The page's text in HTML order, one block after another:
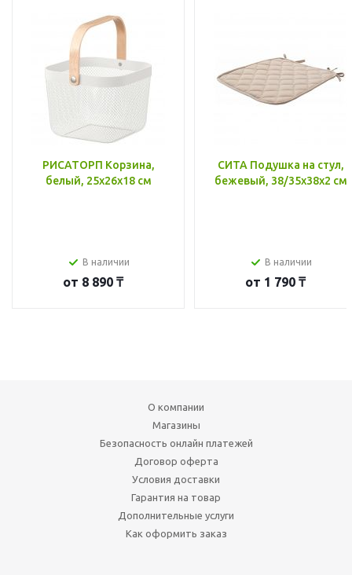
РИСАТОРП Корзина,
белый, 25x26x18 см
В наличии
от 8 890 ₸
СИТА Подушка на стул,
бежевый, 38/35x38x2 см
В наличии
от 1 790 ₸
О компании
Магазины
Безопасность онлайн платежей
Договор оферта
Условия доставки
Гарантия на товар
Дополнительные услуги
Как оформить заказ